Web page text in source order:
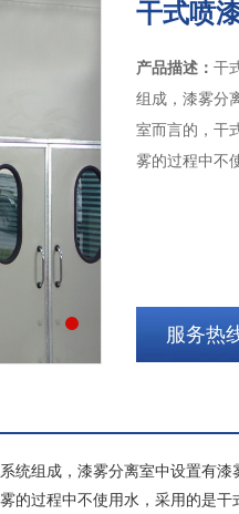
干式喷
产品描述： 干
组成，漆雾分
室而言的，干
雾的过程中不
服务热
统组成，漆雾分离室中设置有
的过程中不使用水，采用的是